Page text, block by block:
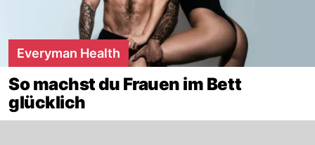
Everyman Health
So machst du Frauen im Bett
glücklich